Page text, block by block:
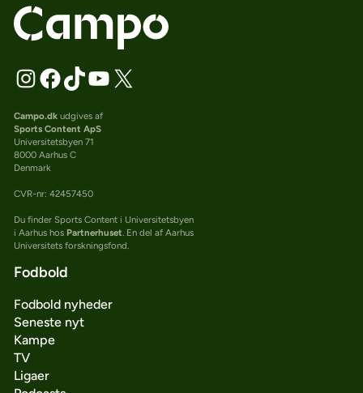
Campo.dkudgives af
Sports Content ApS
Universitetsbyen 71
8000 Aarhus C
Denmark
CVR-nr: 42457450
Du finder Sports Content i Universitetsbyen
i Aarhus hos Partnerhuset. En del af Aarhus
Universitets forskningsfond.
Fodbold
Fodbold nyheder
Seneste nyt
Kampe
TV
Ligaer